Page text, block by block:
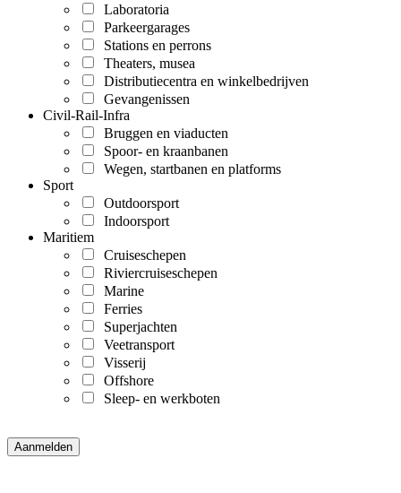
Laboratoria
Parkeergarages
Stations en perrons
Theaters, musea
Distributiecentra en winkelbedrijven
Gevangenissen
Civil-Rail-Infra
Bruggen en viaducten
Spoor- en kraanbanen
Wegen, startbanen en platforms
Sport
Outdoorsport
Indoorsport
Maritiem
Cruiseschepen
Riviercruiseschepen
Marine
Ferries
Superjachten
Veetransport
Visserij
Offshore
Sleep- en werkboten